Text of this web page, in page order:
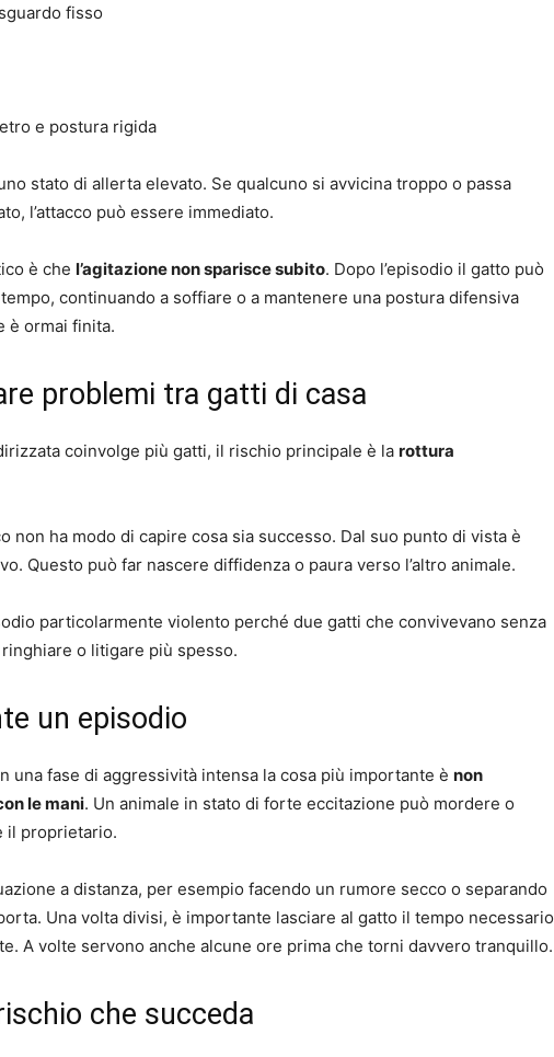
fisso
e postura rigida
stato di allerta elevato. Se qualcuno si avvicina troppo o passa
l’attacco può essere immediato.
è che l’agitazione non sparisce subito. Dopo l’episodio il gatto può
continuando a soffiare o a mantenere una postura difensiva
è ormai finita.
problemi tra gatti di casa
coinvolge più gatti, il rischio principale è la rottura
non ha modo di capire cosa sia successo. Dal suo punto di vista è
Questo può far nascere diffidenza o paura verso l’altro animale.
particolarmente violento perché due gatti che convivevano senza
o litigare più spesso.
un episodio
una fase di aggressività intensa la cosa più importante è non
le mani. Un animale in stato di forte eccitazione può mordere o
il proprietario.
a distanza, per esempio facendo un rumore secco o separando
Una volta divisi, è importante lasciare al gatto il tempo necessario
A volte servono anche alcune ore prima che torni davvero tranquillo.
che succeda